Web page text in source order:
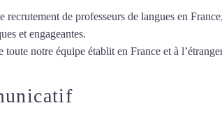
recrutement de professeurs de langues en
et engageantes.
notre équipe établit en France et à